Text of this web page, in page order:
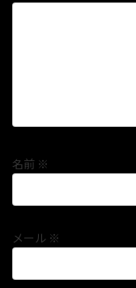
名前 ※
メール ※